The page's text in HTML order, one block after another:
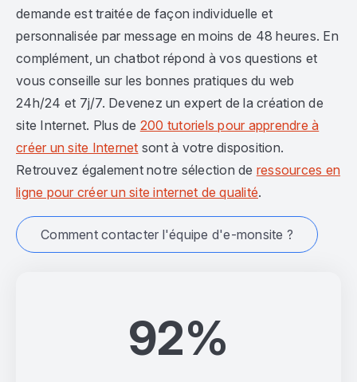
92%
demande est traitée de façon individuelle et
personnalisée par message en moins de 48 heures. En
complément, un chatbot répond à vos questions et
vous conseille sur les bonnes pratiques du web
24h/24 et 7j/7. Devenez un expert de la création de
site Internet. Plus de 200 tutoriels pour apprendre à
créer un site Internet sont à votre disposition.
Retrouvez également notre sélection de ressources en
ligne pour créer un site internet de qualité.
Comment contacter l'équipe d'e-monsite ?